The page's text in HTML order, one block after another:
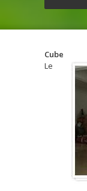
Cube
Le